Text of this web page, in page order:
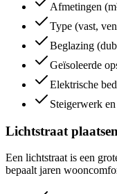
Afmetingen
Type (vast,
Beglazing
Geïsoleerde
Elektrische
Steigerwerk
Lichtstraat
Een lichtstraat is een
bepaalt jaren